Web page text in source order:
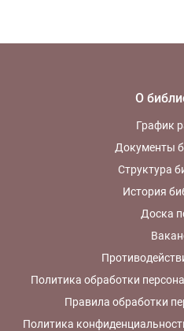
О
График
Документы
Структура
История
Доска
Политика обработки
Правила обработки
Политика